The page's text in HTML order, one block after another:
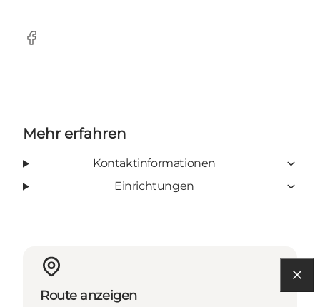
Facebook
Mehr erfahren
Kontaktinformationen
Einrichtungen
Route anzeigen